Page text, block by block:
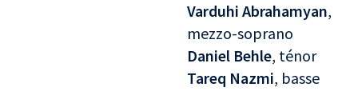
Varduhi Abrahamyan,
mezzo-soprano
Daniel Behle, ténor
Tareq Nazmi, basse